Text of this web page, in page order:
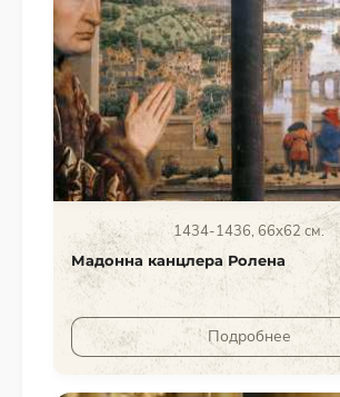
1434-1436, 66x62 см.
Мадонна канцлера Ролена
Подробнее